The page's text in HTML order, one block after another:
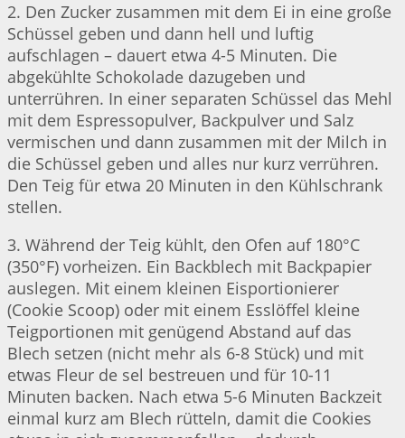
2. Den Zucker zusammen mit dem Ei in eine große
Schüssel geben und dann hell und luftig
aufschlagen – dauert etwa 4-5 Minuten. Die
abgekühlte Schokolade dazugeben und
unterrühren. In einer separaten Schüssel das Mehl
mit dem Espressopulver, Backpulver und Salz
vermischen und dann zusammen mit der Milch in
die Schüssel geben und alles nur kurz verrühren.
Den Teig für etwa 20 Minuten in den Kühlschrank
stellen.
3. Während der Teig kühlt, den Ofen auf 180°C
(350°F) vorheizen. Ein Backblech mit Backpapier
auslegen. Mit einem kleinen Eisportionierer
(Cookie Scoop) oder mit einem Esslöffel kleine
Teigportionen mit genügend Abstand auf das
Blech setzen (nicht mehr als 6-8 Stück) und mit
etwas Fleur de sel bestreuen und für 10-11
Minuten backen. Nach etwa 5-6 Minuten Backzeit
einmal kurz am Blech rütteln, damit die Cookies